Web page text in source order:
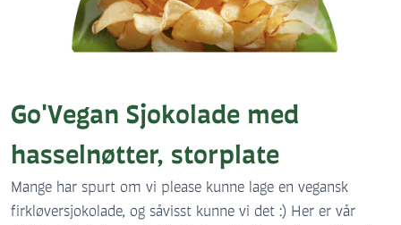
Go'Vegan Sjokolade med
hasselnøtter, storplate
Mange har spurt om vi please kunne lage en vegansk
firkløversjokolade, og såvisst kunne vi det :) Her er vår